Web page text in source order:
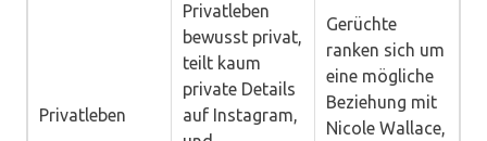
Privatleben
Privatleben
bewusst privat,
teilt kaum
private Details
auf Instagram,
Gerüchte
ranken sich um
eine mögliche
Beziehung mit
Nicole Wallace,